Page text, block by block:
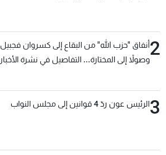
2أنفاق "حزب الله" من البقاع إلى كسروان فجبيل
وصولاً إلى المختارة... التفاصيل في نشرة الأخبار
3الرئيس عون ردّ 4 قوانين إلى مجلس النواب